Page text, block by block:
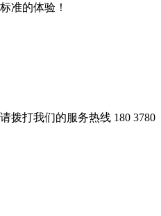
准的体验！
拨打我们的服务热线 180 3780